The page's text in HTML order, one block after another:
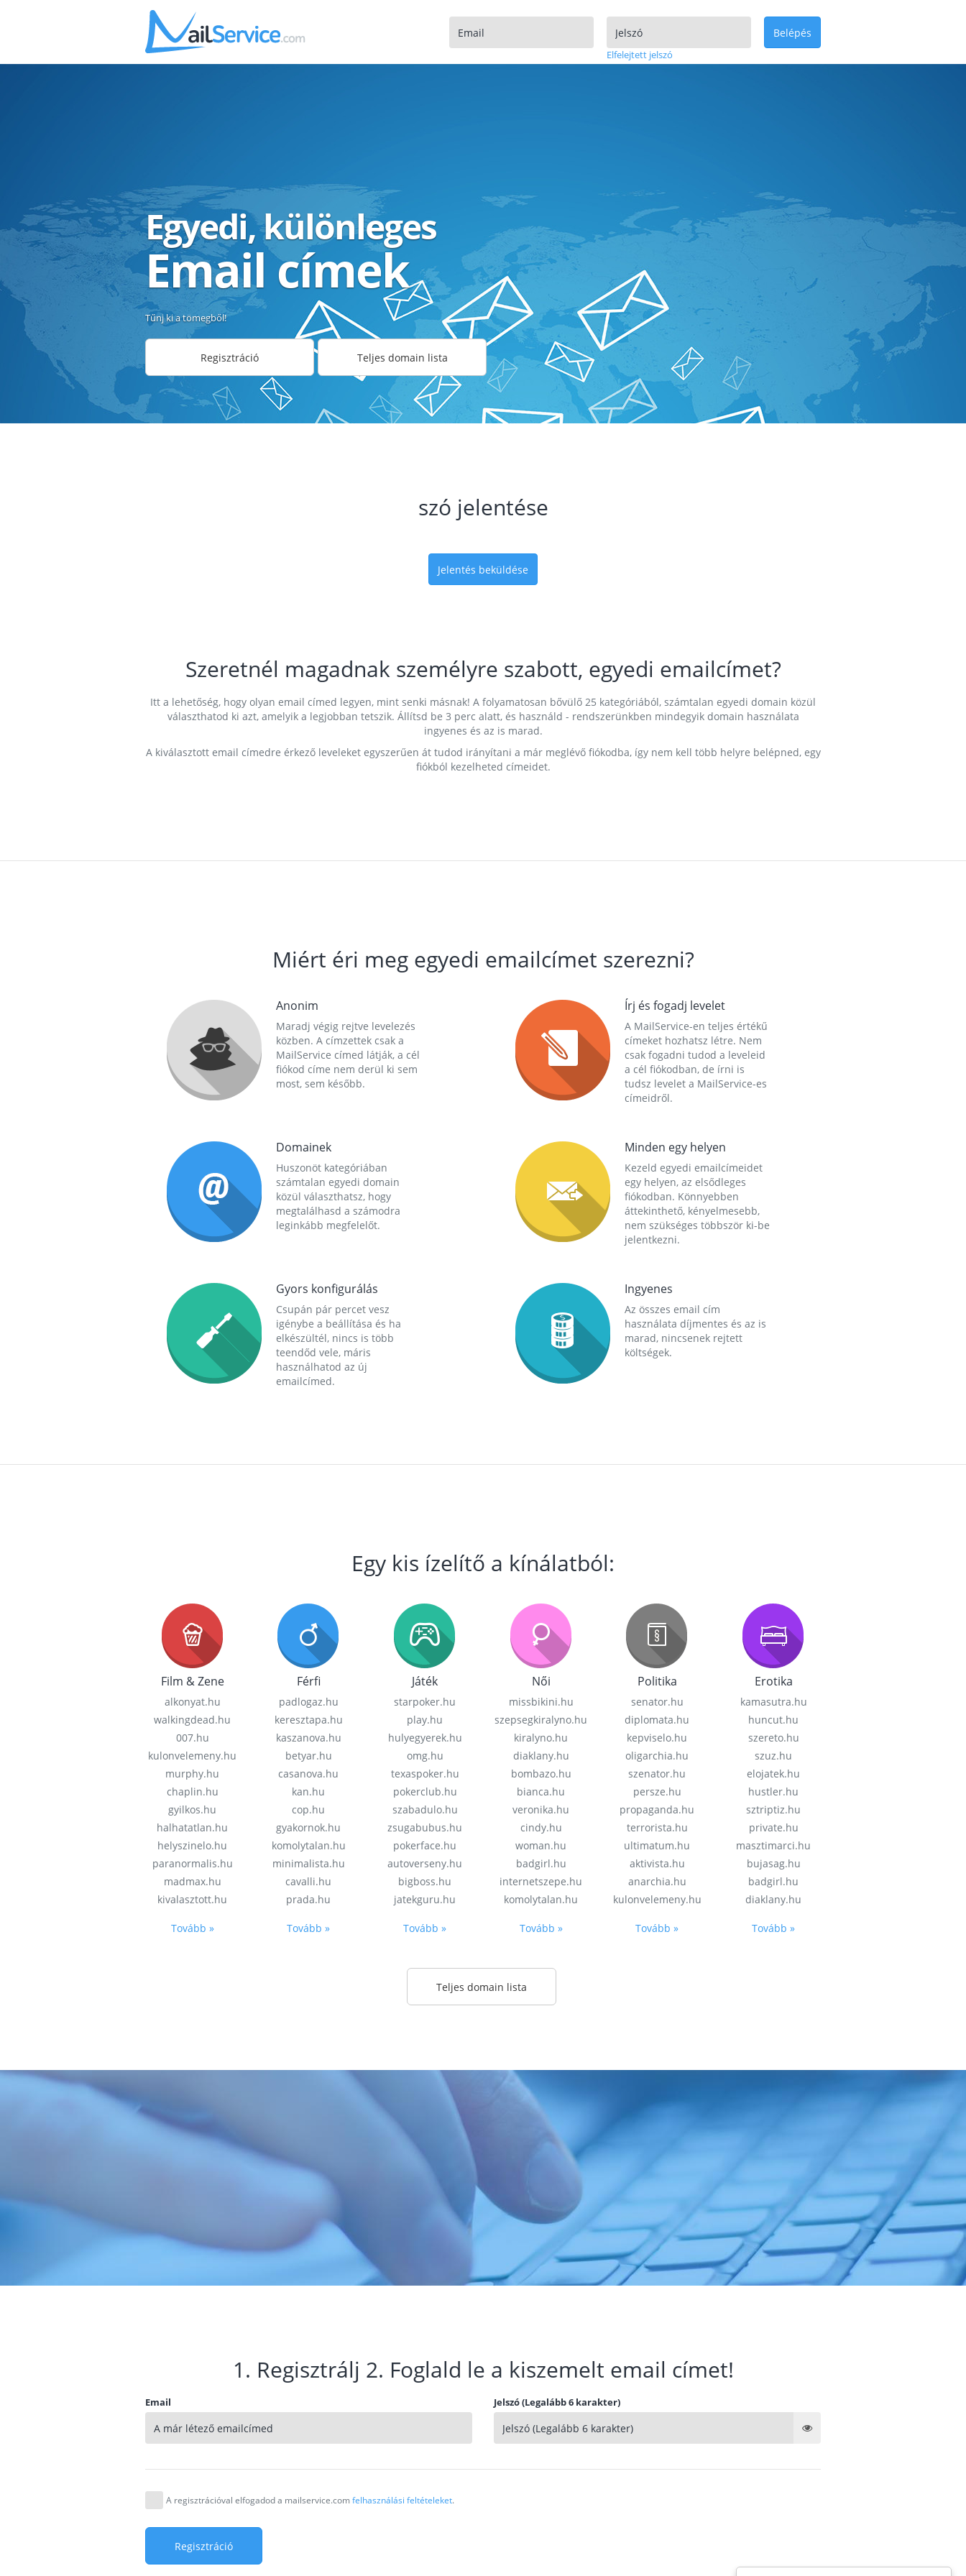
Elfelejtett jelszó
Belépés
Egyedi, különleges
Email címek
Tűnj ki a tömegből!
Regisztráció Teljes domain lista
szó jelentése
Jelentés beküldése
Szeretnél magadnak személyre szabott, egyedi emailcímet?
Itt a lehetőség, hogy olyan email címed legyen, mint senki másnak! A folyamatosan bővülő 25 kategóriából, számtalan egyedi domain közül
választhatod ki azt, amelyik a legjobban tetszik. Állítsd be 3 perc alatt, és használd - rendszerünkben mindegyik domain használata
ingyenes és az is marad.
A kiválasztott email címedre érkező leveleket egyszerűen át tudod irányítani a már meglévő fiókodba, így nem kell több helyre belépned, egy
fiókból kezelheted címeidet.
Miért éri meg egyedi emailcímet szerezni?
Anonim
Maradj végig rejtve levelezés
közben. A címzettek csak a
MailService címed látják, a cél
fiókod címe nem derül ki sem
most, sem később.
Írj és fogadj levelet
A MailService-en teljes értékű
címeket hozhatsz létre. Nem
csak fogadni tudod a leveleid
a cél fiókodban, de írni is
tudsz levelet a MailService-es
címeidről.
Domainek
Huszonöt kategóriában
számtalan egyedi domain
közül választhatsz, hogy
megtalálhasd a számodra
leginkább megfelelőt.
Minden egy helyen
Kezeld egyedi emailcímeidet
egy helyen, az elsődleges
fiókodban. Könnyebben
áttekinthető, kényelmesebb,
nem szükséges többször ki-be
jelentkezni.
Gyors konfigurálás
Csupán pár percet vesz
igénybe a beállítása és ha
elkészültél, nincs is több
teendőd vele, máris
használhatod az új
emailcímed.
Ingyenes
Az összes email cím
használata díjmentes és az is
marad, nincsenek rejtett
költségek.
Egy kis ízelítő a kínálatból:
Film & Zene
alkonyat.hu
walkingdead.hu
007.hu
kulonvelemeny.hu
murphy.hu
chaplin.hu
gyilkos.hu
halhatatlan.hu
helyszinelo.hu
paranormalis.hu
madmax.hu
kivalasztott.hu
Tovább »
Férfi
padlogaz.hu
keresztapa.hu
kaszanova.hu
betyar.hu
casanova.hu
kan.hu
cop.hu
gyakornok.hu
komolytalan.hu
minimalista.hu
cavalli.hu
prada.hu
Tovább »
Játék
starpoker.hu
play.hu
hulyegyerek.hu
omg.hu
texaspoker.hu
pokerclub.hu
szabadulo.hu
zsugabubus.hu
pokerface.hu
autoverseny.hu
bigboss.hu
jatekguru.hu
Tovább »
Női
missbikini.hu
szepsegkiralyno.hu
kiralyno.hu
diaklany.hu
bombazo.hu
bianca.hu
veronika.hu
cindy.hu
woman.hu
badgirl.hu
internetszepe.hu
komolytalan.hu
Tovább »
Politika
senator.hu
diplomata.hu
kepviselo.hu
oligarchia.hu
szenator.hu
persze.hu
propaganda.hu
terrorista.hu
ultimatum.hu
aktivista.hu
anarchia.hu
kulonvelemeny.hu
Tovább »
Erotika
kamasutra.hu
huncut.hu
szereto.hu
szuz.hu
elojatek.hu
hustler.hu
sztriptiz.hu
private.hu
masztimarci.hu
bujasag.hu
badgirl.hu
diaklany.hu
Tovább »
Teljes domain lista
1. Regisztrálj 2. Foglald le a kiszemelt email címet!
Email Jelszó (Legalább 6 karakter)
A regisztrációval elfogadod a mailservice.comfelhasználási feltételeket.
Regisztráció